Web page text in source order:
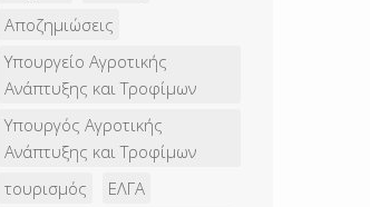
Αποζημιώσεις
Υπουργείο Αγροτικής
Ανάπτυξης και Τροφίμων
Υπουργός Αγροτικής
Ανάπτυξης και Τροφίμων
τουρισμός
ΕΛΓΑ